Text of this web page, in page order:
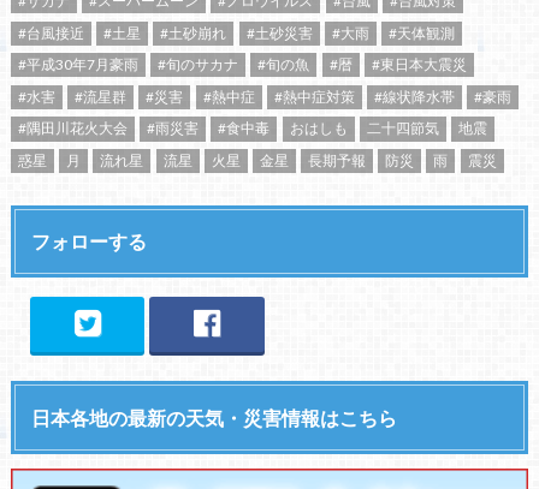
#台風接近
#土星 #土砂崩れ #土砂災害 #大雨
#天体観測
#平成30年7月豪雨
#旬のサカナ #旬の魚 #暦
#東日本大震災
#水害
#流星群 #災害 #熱中症 #熱中症対策 #線状降水帯
#豪雨
#隅田川花火大会
#雨災害 #食中毒 おはしも 二十四節気
地震
惑星
月 流れ星 流星 火星 金星 長期予報 防災 雨 震災
フォローする
日本各地の最新の天気・災害情報はこちら